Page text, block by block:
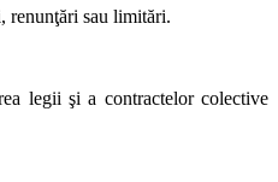
renunţări sau limitări.
legii şi a contractelor colective